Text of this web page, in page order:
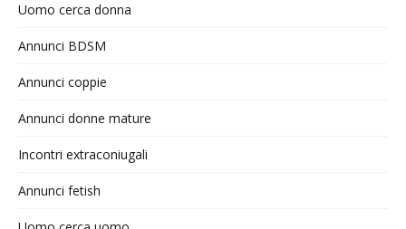
Uomo cerca donna
Annunci BDSM
Annunci coppie
Annunci donne mature
Incontri extraconiugali
Annunci fetish